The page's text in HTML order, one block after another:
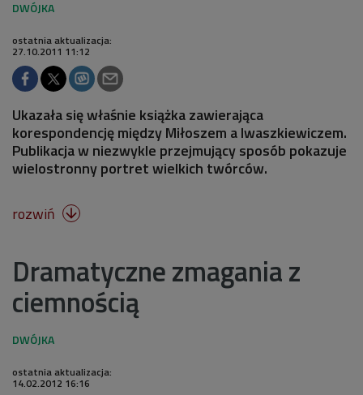
ostatnia aktualizacja:
27.10.2011 11:12
Ukazała się właśnie książka zawierająca
korespondencję między Miłoszem a Iwaszkiewiczem.
Publikacja w niezwykle przejmujący sposób pokazuje
wielostronny portret wielkich twórców.
rozwiń 
Dramatyczne zmagania z
ciemnością
ostatnia aktualizacja:
14.02.2012 16:16